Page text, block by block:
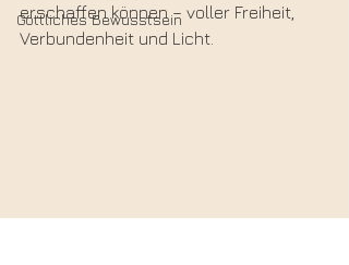
Göttliches Bewusstsein
erschaffen können – voller Freiheit,
Verbundenheit und Licht.